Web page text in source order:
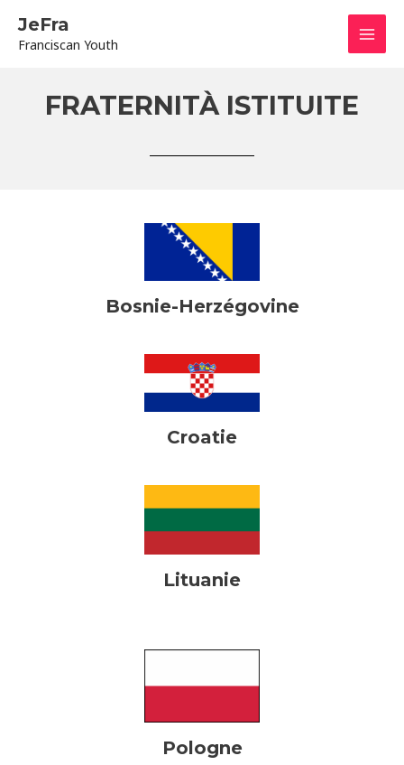
contenu
JeFra
Franciscan Youth
Main
FRATERNITÀ ISTITUITE
Bosnie-Herzégovine
Croatie
Lituanie
Pologne